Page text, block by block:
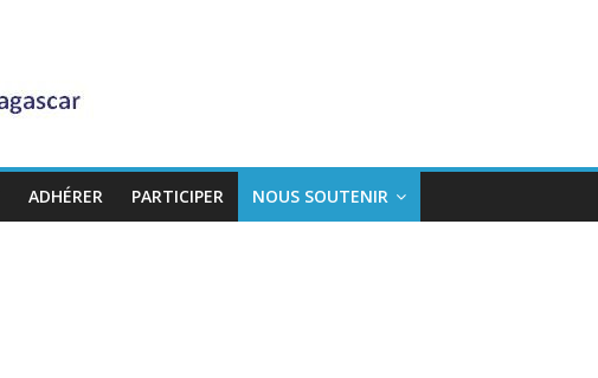
ADHÉRER PARTICIPER NOUS SOUTENIR